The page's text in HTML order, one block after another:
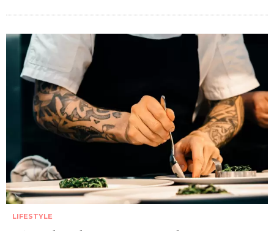
LIFESTYLE